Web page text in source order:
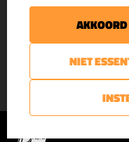
Nieuwsbrief
€5,-
Blijf op de
© DB-Schietsport 2026 |
website
advertenties van
informatie wordt,
uw computer (IP-
Verenigde
Google voor
NIET